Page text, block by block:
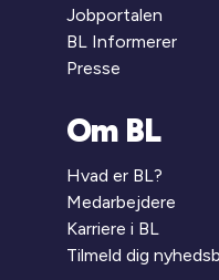
Jobportalen
BL Informerer
Presse
Om BL
Hvad er BL?
Medarbejdere
Karriere i BL
Tilmeld dig